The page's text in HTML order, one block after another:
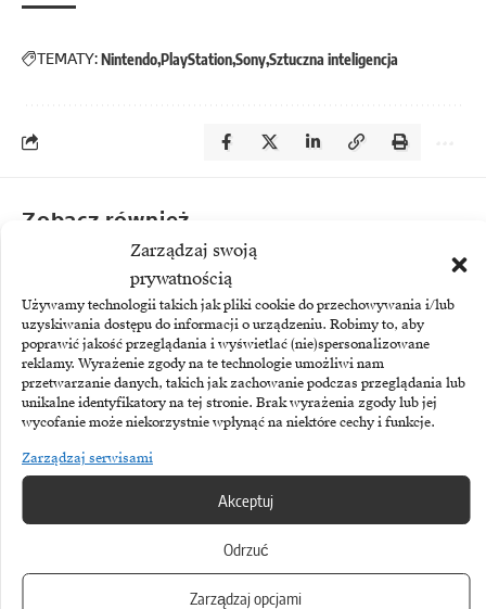
Zarządzaj swoją
prywatnością
Używamy technologii takich jak pliki cookie do przechowywania i/lub
uzyskiwania dostępu do informacji o urządzeniu. Robimy to, aby
poprawić jakość przeglądania i wyświetlać (nie)spersonalizowane
reklamy. Wyrażenie zgody na te technologie umożliwi nam
przetwarzanie danych, takich jak zachowanie podczas przeglądania lub
unikalne identyfikatory na tej stronie. Brak wyrażenia zgody lub jej
wycofanie może niekorzystnie wpłynąć na niektóre cechy i funkcje.
Zarządzaj serwisami
Akceptuj
Odrzuć
Zarządzaj opcjami
TEMATY:NintendoPlayStationSonySztuczna inteligencja
Zobacz również
CHINY
Chiny chcą zatrzymać najlepsze modele AI u siebie